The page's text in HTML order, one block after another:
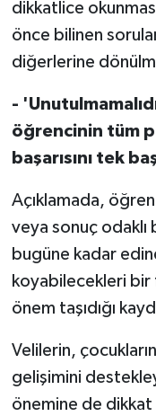
dikkatlice
önce bilinen
diğerlerine
-
öğrencinin tüm
başarısını tek
Açıklamada,
veya sonuç
bugüne kadar
koyabilecekleri bir
önem taşıdığı
Velilerin,
gelişimini
önemine de dikkat